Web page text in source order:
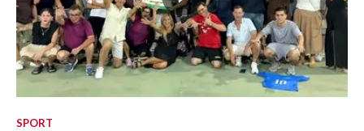
SPORT